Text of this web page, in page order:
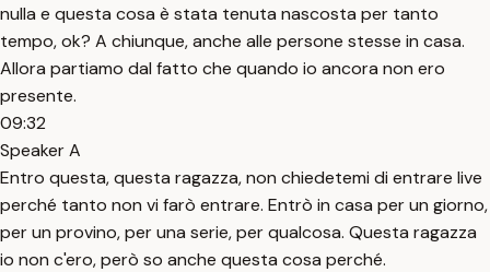
nulla e questa cosa è stata tenuta nascosta per tanto
tempo, ok? A chiunque, anche alle persone stesse in casa.
Allora partiamo dal fatto che quando io ancora non ero
presente.
09:32
Speaker A
Entro questa, questa ragazza, non chiedetemi di entrare live
perché tanto non vi farò entrare. Entrò in casa per un giorno,
per un provino, per una serie, per qualcosa. Questa ragazza
io non c'ero, però so anche questa cosa perché.